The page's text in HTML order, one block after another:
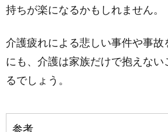
持ちが楽になるかもしれません。
介護疲れによる悲しい事件や事故
にも、介護は家族だけで抱えない
るでしょう。
参考